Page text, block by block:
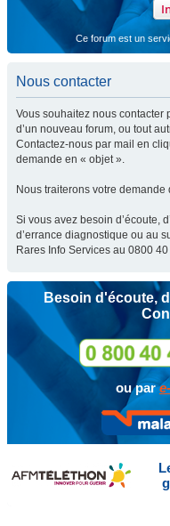
Ce forum est un
Nous contacter
Vous souhaitez nous contacter
d’un nouveau forum, ou tout
Contactez-nous par mail en
demande en « objet ».
Nous traiterons votre
Si vous avez besoin d’écoute,
d’errance diagnostique ou au
Rares Info Services au 0800
Besoin d'écoute,
ou par